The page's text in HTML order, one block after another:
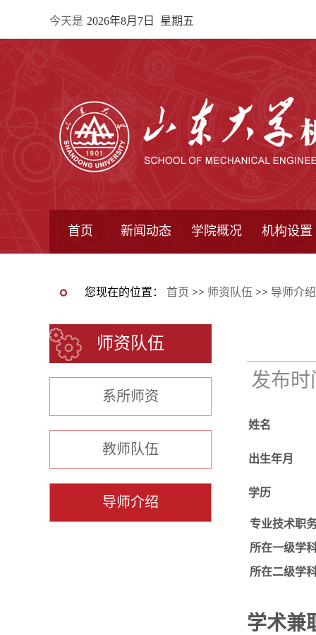
今天是 2026年8月7日 星期五
首页 新闻动态 学院概况 机构设置
您现在的位置： 首页 >> 师资队伍 >> 导师介绍
师资队伍
系所师资
教师队伍
导师介绍
发布
姓名
出生年月
学历
专业技术职
所在一级学
所在二级学
学术兼